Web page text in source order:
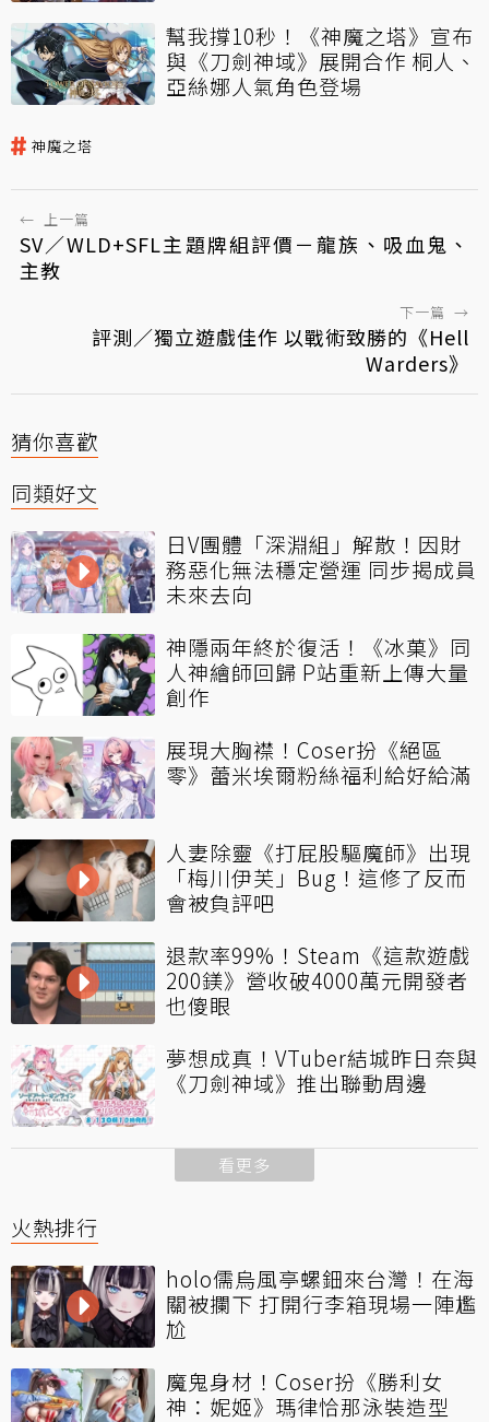
幫我撐10秒！《神魔之塔》宣布
與《刀劍神域》展開合作 桐人、
亞絲娜人氣角色登場
神魔之塔
← 上一篇
SV／WLD+SFL主題牌組評價－龍族、吸血鬼、
主教
下一篇 →
評測／獨立遊戲佳作 以戰術致勝的《Hell
Warders》
猜你喜歡
同類好文
日V團體「深淵組」解散！因財
務惡化無法穩定營運 同步揭成員
未來去向
神隱兩年終於復活！《冰菓》同
人神繪師回歸 P站重新上傳大量
創作
展現大胸襟！Coser扮《絕區
零》蕾米埃爾粉絲福利給好給滿
人妻除靈《打屁股驅魔師》出現
「梅川伊芙」Bug！這修了反而
會被負評吧
退款率99%！Steam《這款遊戲
200鎂》營收破4000萬元開發者
也傻眼
夢想成真！VTuber結城昨日奈與
《刀劍神域》推出聯動周邊
看更多
火熱排行
holo儒烏風亭螺鈿來台灣！在海
關被攔下 打開行李箱現場一陣尷
尬
魔鬼身材！Coser扮《勝利女
神：妮姬》瑪律恰那泳裝造型